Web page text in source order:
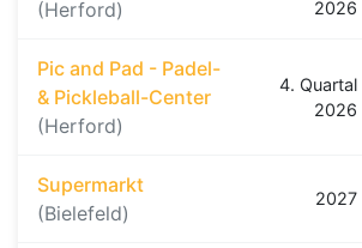
(Herford) 2026
Pic and Pad - Padel-
& Pickleball-Center
(Herford)
4. Quartal
2026
Supermarkt
(Bielefeld)
2027